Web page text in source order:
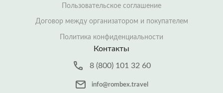
Пользовательское соглашение
Договор между организатором и покупателем
Политика конфиденциальности
Контакты
8 (800) 101 32 60
info@rombex.travel